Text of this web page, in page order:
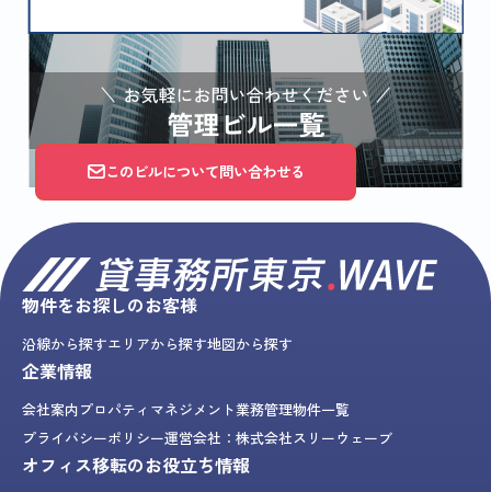
このビルについて問い合わせる
物件をお探しのお客様
沿線から探すエリアから探す地図から探す
企業情報
会社案内プロパティマネジメント業務管理物件一覧
プライバシーポリシー運営会社：株式会社スリーウェーブ
オフィス移転のお役立ち情報